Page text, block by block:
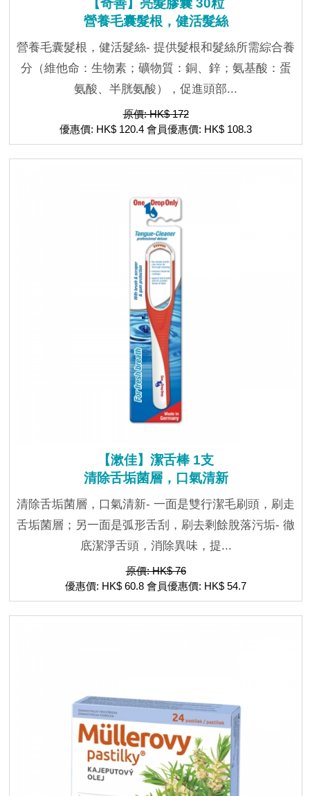
【奇善】亮髮膠囊 30粒
營養毛囊髮根，健活髮絲
營養毛囊髮根，健活髮絲- 提供髮根和髮絲所需綜合養
分（維他命：生物素；礦物質：銅、鋅；氨基酸：蛋
氨酸、半胱氨酸），促進頭部...
原價: HK$ 172
優惠價: HK$ 120.4 會員優惠價: HK$ 108.3
【漱佳】潔舌棒 1支
清除舌垢菌層，口氣清新
清除舌垢菌層，口氣清新- 一面是雙行潔毛刷頭，刷走
舌垢菌層；另一面是弧形舌刮，刷去剩餘脫落污垢- 徹
底潔淨舌頭，消除異味，提...
原價: HK$ 76
優惠價: HK$ 60.8 會員優惠價: HK$ 54.7